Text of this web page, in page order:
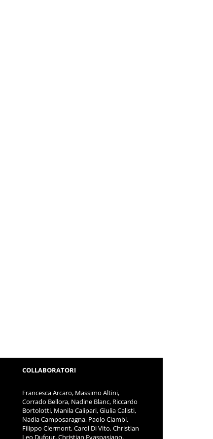
COLLABORATORI
Francesca Arcaro, Massimo Altini,
Corrado Bellora, Nadine Blanc, Riccardo
Bortolotti, Manila Calipari, Giulia Calisti,
Nadia Camposaragna, Paolo Ciambi,
Filippo Clermont, Carol Di Vito, Christian
Leo Dufour, Christian Evaspasiano,